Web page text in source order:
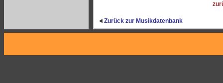
Zurück zur Musikdatenbank